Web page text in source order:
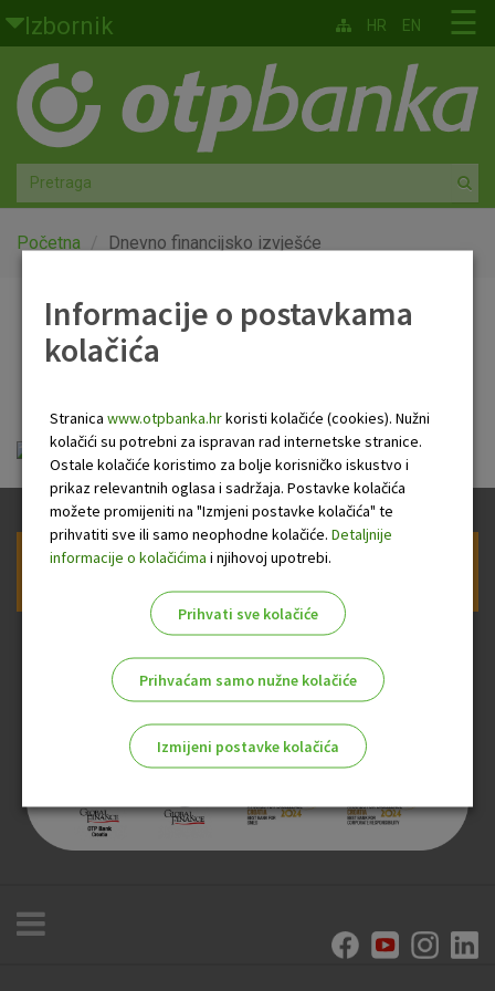
Skoči na glavni sadržaj
Izbornik
Građani
Privatno bankarstvo
Agro
Mala poduzeća i obrtnici
Globalna tržišta
O nama
☰
HR EN
Početna Dnevno financijsko izvješće
Dnevno financijsko
Dnevno financijsko izvješće.pdf
Prijava na newsletter OTP banke
Informacije o postavkama
kolačića
Stranica www.otpbanka.hrkoristi kolačiće (cookies). Nužni
kolačići su potrebni za ispravan rad internetske stranice.
Ostale kolačiće koristimo za bolje korisničko iskustvo i
prikaz relevantnih oglasa i sadržaja. Postavke kolačića
možete promijeniti na "Izmjeni postavke kolačića" te
prihvatiti sve ili samo neophodne kolačiće. Detaljnije
informacije o kolačićima i njihovoj upotrebi.
Prihvati sve kolačiće
Prihvaćam samo nužne kolačiće
Izmijeni postavke kolačića